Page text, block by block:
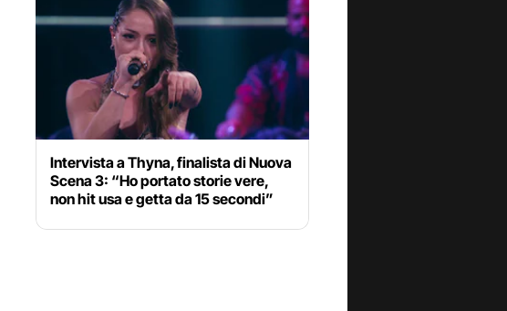
Intervista a Thyna, finalista di Nuova
Scena 3: “Ho portato storie vere,
non hit usa e getta da 15 secondi”